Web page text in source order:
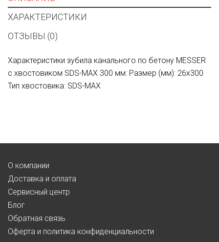
ХАРАКТЕРИСТИКИ
ОТЗЫВЫ (0)
Характеристики зубила канального по бетону MESSER
с хвостовиком SDS-MAX 300 мм: Размер (мм): 26х300
Тип хвостовика: SDS-MAX
О компании
Доставка и оплата
Сервисный центр
Блог
Обратная связь
Оферта и политика конфиденциальности